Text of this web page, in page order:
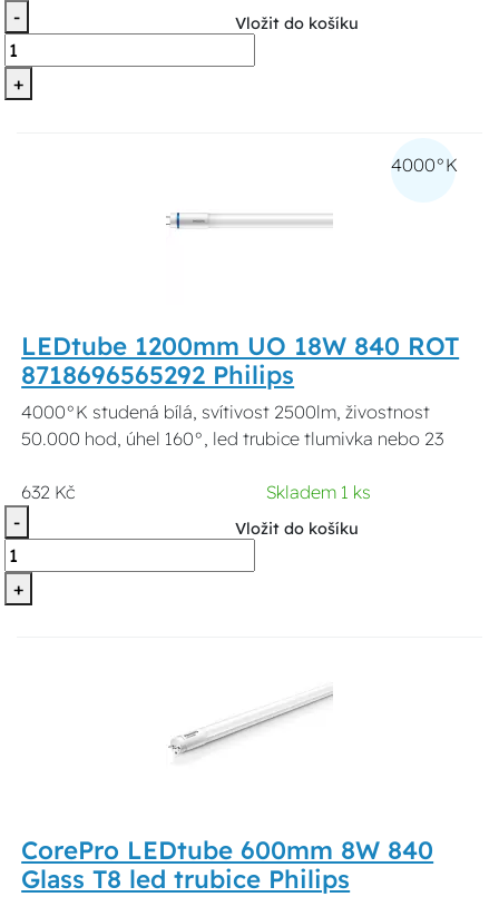
-
+
Vložit do košíku
4000°K
LEDtube 1200mm UO 18W 840 ROT
8718696565292 Philips
4000°K studená bílá, svítivost 2500lm, živostnost
50.000 hod, úhel 160°, led trubice tlumivka nebo 23
632 Kč
Skladem 1 ks
-
+
Vložit do košíku
CorePro LEDtube 600mm 8W 840
Glass T8 led trubice Philips